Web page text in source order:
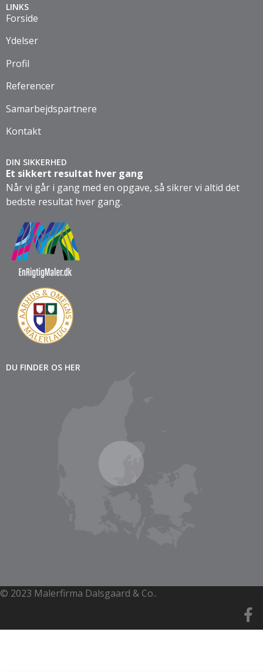
LINKS
Forside
Ydelser
Profil
Referencer
Samarbejdspartnere
Kontakt
DIN SIKKERHED
Et sikkert resultat hver gang
Når vi går i gang med en opgave, så sikrer vi altid det
bedste resultat hver gang.
DU FINDER OS HER
© 2023 Malerfirma Dalsgaard & Co..